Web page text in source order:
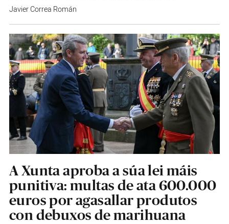
Javier Correa Román
A Xunta aproba a súa lei máis
punitiva: multas de ata 600.000
euros por agasallar produtos
con debuxos de marihuana